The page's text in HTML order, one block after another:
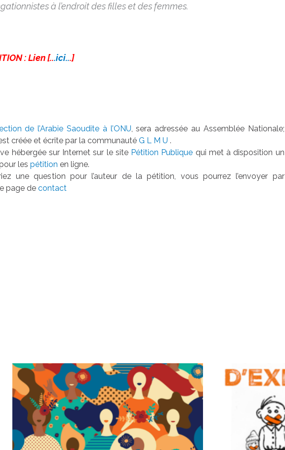
à l’endroit des filles et des femmes.
: Lien [...ici...]
de l’Arabie Saoudite à l’ONU, sera adressée au Assemblée Nationale;
créée et écrite par la communauté G L M U .
hébergée sur Internet sur le site Pétition Publique qui met à disposition un
les pétition en ligne.
une question pour l’auteur de la pétition, vous pourrez l’envoyer par
page de contact